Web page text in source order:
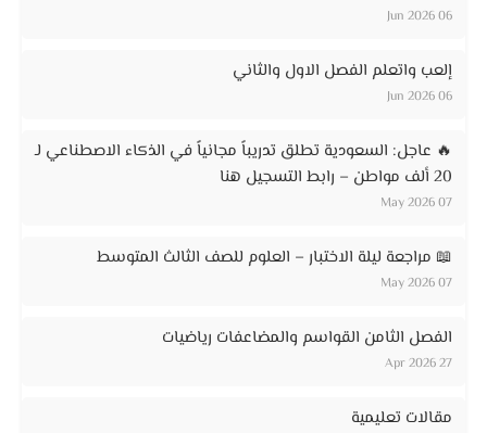
06 Jun 2026
إلعب واتعلم الفصل الاول والثاني
06 Jun 2026
🔥 عاجل: السعودية تطلق تدريباً مجانياً في الذكاء الاصطناعي لـ
20 ألف مواطن – رابط التسجيل هنا
07 May 2026
📖 مراجعة ليلة الاختبار – العلوم للصف الثالث المتوسط
07 May 2026
الفصل الثامن القواسم والمضاعفات رياضيات
27 Apr 2026
مقالات تعليمية